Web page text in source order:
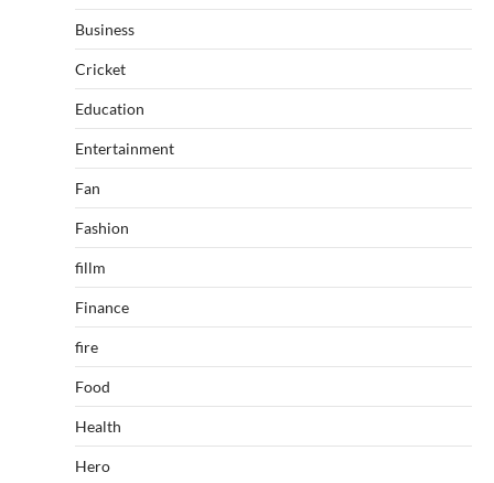
Business
Cricket
Education
Entertainment
Fan
Fashion
fillm
Finance
fire
Food
Health
Hero